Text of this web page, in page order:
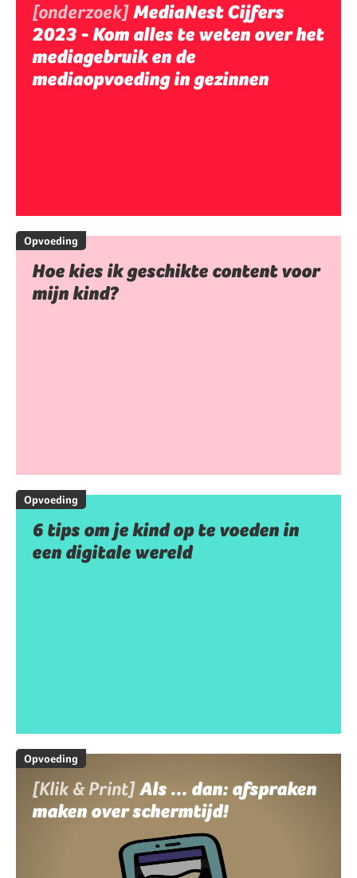
[onderzoek]MediaNest Cijfers
2023 - Kom alles te weten over het
mediagebruik en de
mediaopvoeding in gezinnen
Opvoeding
Hoe kies ik geschikte content voor
mijn kind?
Opvoeding
6 tips om je kind op te voeden in
een digitale wereld
Opvoeding
[Klik & Print]Als ... dan: afspraken
maken over schermtijd!